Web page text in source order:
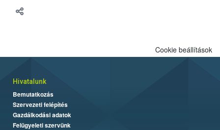
Cookie beállítások
Hivatalunk
Bemutatkozás
Szervezeti felépítés
Gazdálkodási adatok
Felügyeleti szervünk